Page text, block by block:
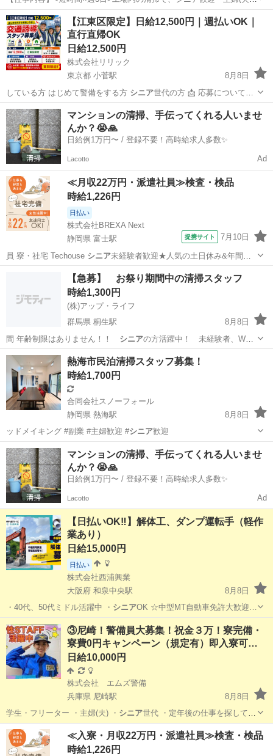
歓迎。午後のスキマ時間を活かして働けます。 簡単作業!未経験からも
始められます/ 普段のお掃除の延長感覚でできる 日常的な清掃のお仕
事です。 拭き掃除・掃き掃除・...
アルバイト・パート
【江東区限定】日給12,500円｜週払いOK｜
直行直帰OK
日給12,500円
株式会社リリック
東京都 小菅駅
8月8日
している方 はじめて警備をする方 シニア世代の方 📩 応募について
メ…
東京 足立区 軽作業 スタッフ
マンションの清掃、手伝ってくれる人いませ
んか？😭🙏
日給例1万円〜 / 登録不要！高時給求人多数✨
Lacotto Ad
≪月収22万円・派遣社員≫検査・検品
時給1,226円
日払い
株式会社BREXA Next
静岡県 富士駅
提携サイト 7月10日
員 寮・社宅 Techouse シニア未経験者歓迎★人気の土日休み&年間休
日…
富士駅 その他
【急募】 お祭り期間中の清掃スタッフ
時給1,300円
(株)アップ・ライフ
群馬県 桐生駅
8月8日
間 年齢制限はありません！！ シニアの方活躍中！ 未経験者、Wワ
ークの方で…
群馬 桐生市 桐生駅 清掃 スタッフ
熱海市民泊清掃スタッフ募集！
時給1,700円
合同会社スノーフォール
静岡県 熱海駅
8月8日
ッドメイキング #副業 #主婦歓迎 #シニア歓迎
静岡 熱海市 清掃
マンションの清掃、手伝ってくれる人いませ
んか？😭🙏
日給例1万円〜 / 登録不要！高時給求人多数✨
Lacotto Ad
【日払いOK‼️】解体工、ダンプ運転手（軽作
業あり）
日給15,000円
日払い
株式会社西浦興業
大阪府 和泉中央駅
8月8日
・40代、50代ミドル活躍中 ・ シニア OK ☆中型MT自動車免許大歓迎…
大阪 和泉市 和泉中央駅 その他 重機
③尼崎！警備員大募集！祝金３万！寮完備・
寮費0円キャンペーン（規定有）即入寮可…
日給10,000円
株式会社 エムズ警備
兵庫県 尼崎駅
8月8日
学生・フリーター ・主婦(夫) ・ シニア世代 ・定年後の仕事を探してい
る方 …
兵庫 尼崎市 尼崎駅 警備員 留学生
≪入寮・月収22万円・派遣社員≫検査・検品
時給1,226円